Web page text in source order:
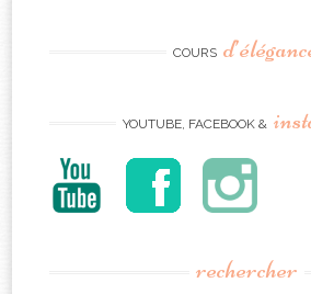
COURS
YOUTUBE, FACEBOOK &
rechercher